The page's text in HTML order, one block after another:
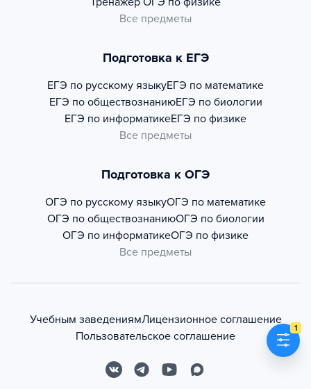
1
Все предметы
Подготовка к ЕГЭ
ЕГЭ по русскому языкуЕГЭ по математике
ЕГЭ по обществознаниюЕГЭ по биологии
ЕГЭ по информатикеЕГЭ по физике
Все предметы
Подготовка к ОГЭ
ОГЭ по русскому языкуОГЭ по математике
ОГЭ по обществознаниюОГЭ по биологии
ОГЭ по информатикеОГЭ по физике
Все предметы
Учебным заведениямЛицензионное соглашение
Пользовательское соглашение